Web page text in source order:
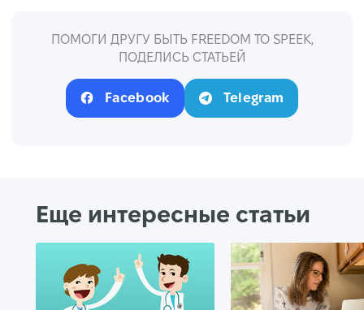
ПОМОГИ ДРУГУ БЫТЬ FREEDOM TO SPEEK,
ПОДЕЛИСЬ СТАТЬЕЙ
Facebook Telegram
Еще интересные статьи